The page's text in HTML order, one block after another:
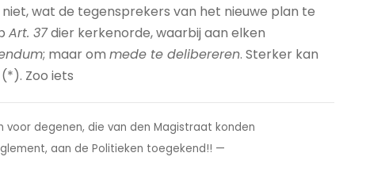
wat de tegensprekers van het nieuwe plan te
Art. 37dier kerkenorde, waarbij aan elken
; maar om mede te delibereren. Sterker kan
Zoo iets
degenen, die van den Magistraat konden
aan de Politieken toegekend!! —